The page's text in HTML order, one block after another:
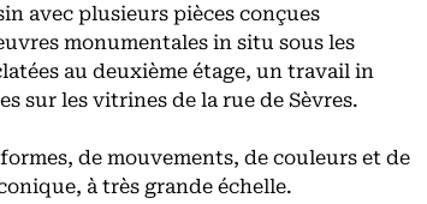
avec plusieurs pièces conçues
monumentales in situ sous les
au deuxième étage, un travail in
sur les vitrines de la rue de Sèvres.
de mouvements, de couleurs et de
à très grande échelle.